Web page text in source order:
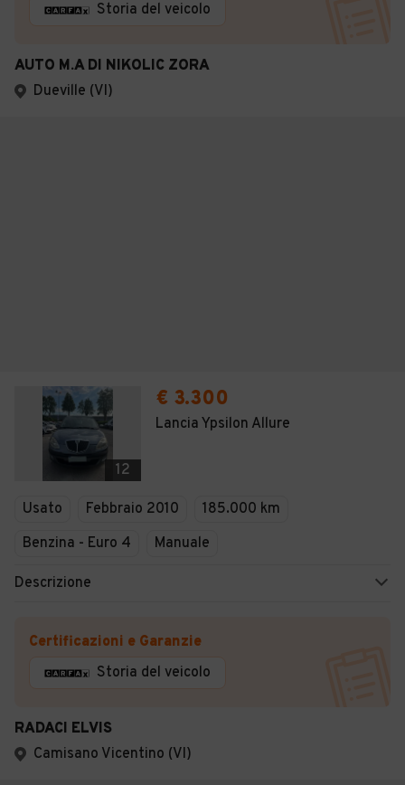
Storia del veicolo
AUTO M.A DI NIKOLIC ZORA
Dueville (VI)
12
€ 3.300
Lancia Ypsilon Allure
Usato Febbraio 2010
185.000 km
Benzina - Euro 4
Manuale
Descrizione
Certificazioni e Garanzie
Storia del veicolo
RADACI ELVIS
Camisano Vicentino (VI)